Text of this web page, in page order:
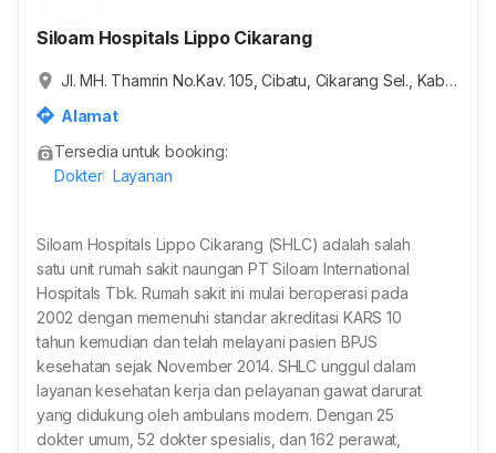
Siloam Hospitals Lippo Cikarang
Jl. MH. Thamrin No.Kav. 105, Cibatu, Cikarang Sel., Kabu
Alamat
Tersedia untuk booking:
Dokter Layanan
Siloam Hospitals Lippo Cikarang (SHLC) adalah salah
satu unit rumah sakit naungan PT Siloam International
Hospitals Tbk. Rumah sakit ini mulai beroperasi pada
2002 dengan memenuhi standar akreditasi KARS 10
tahun kemudian dan telah melayani pasien BPJS
kesehatan sejak November 2014. SHLC unggul dalam
layanan kesehatan kerja dan pelayanan gawat darurat
yang didukung oleh ambulans modern. Dengan 25
dokter umum, 52 dokter spesialis, dan 162 perawat,